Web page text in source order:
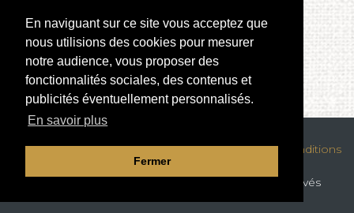
En naviguant sur ce site vous acceptez que
nous utilisions des cookies pour mesurer
notre audience, vous proposer des
fonctionnalités sociales, des contenus et
publicités éventuellement personnalisés.
En savoir plus
Fermer
Mentions légales|Confidentialité des données|
Conditions
générales de location
. Tous droits réservés